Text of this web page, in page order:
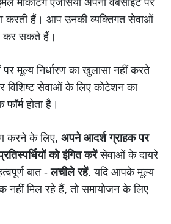
करती हैं। आप उनकी व्यक्तिगत सेवाओं
कर सकते हैं।
मूल्य निर्धारण का खुलासा नहीं करते
विशिष्ट सेवाओं के लिए कोटेशन का
होता है।
करने के लिए, अपने आदर्श ग्राहक पर
को इंगित करेंसेवाओं के दायरे
बात -लचीले रहें. यदि आपके मूल्य
नहीं मिल रहे हैं, तो समायोजन के लिए